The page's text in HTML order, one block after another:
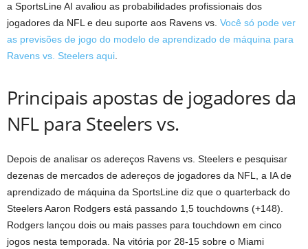
a SportsLine AI avaliou as probabilidades profissionais dos
jogadores da NFL e deu suporte aos Ravens vs. Você só pode ver
as previsões de jogo do modelo de aprendizado de máquina para
Ravens vs. Steelers aqui
Principais apostas de jogadores da
NFL para Steelers vs.
Depois de analisar os adereços Ravens vs. Steelers e pesquisar
dezenas de mercados de adereços de jogadores da NFL, a IA de
aprendizado de máquina da SportsLine diz que o quarterback do
Steelers Aaron Rodgers está passando 1,5 touchdowns (+148).
Rodgers lançou dois ou mais passes para touchdown em cinco
jogos nesta temporada. Na vitória por 28-15 sobre o Miami